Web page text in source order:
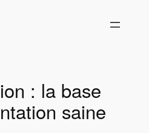
: la base
saine